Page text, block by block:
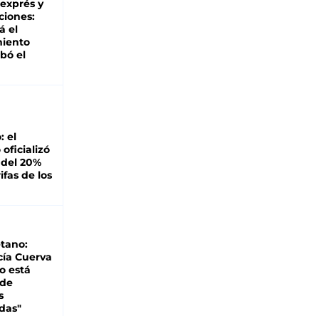
y
el
el
el
oficializó
20%
de los
Cuerva
está